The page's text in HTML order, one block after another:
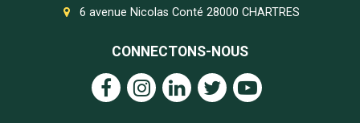
6 avenue Nicolas Conté 28000 CHARTRES
CONNECTONS-NOUS